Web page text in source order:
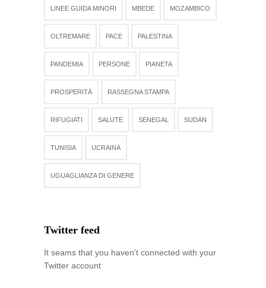
LINEE GUIDA MINORI MBEDE MOZAMBICO
OLTREMARE PACE PALESTINA
PANDEMIA PERSONE PIANETA
PROSPERITÀ RASSEGNA STAMPA
RIFUGIATI SALUTE SENEGAL SUDAN
TUNISIA UCRAINA
UGUAGLIANZA DI GENERE
Twitter feed
It seams that you haven't connected with your
Twitter account